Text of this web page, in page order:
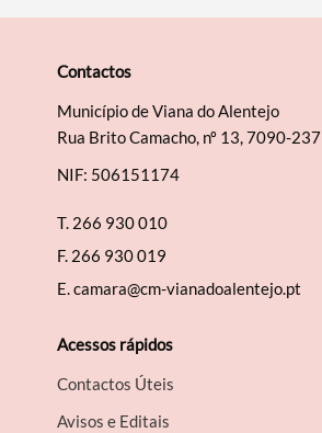
Contactos
Município de Viana do Alentejo
Rua Brito Camacho, nº 13, 7090-237
NIF: 506151174
T. 266 930 010
F. 266 930 019
E.camara@cm-vianadoalentejo.pt
Acessos rápidos
Contactos Úteis
Avisos e Editais